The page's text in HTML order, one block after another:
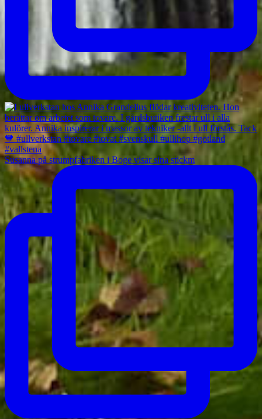
Susanna på strumpfabriken i Boge visar sina stickm